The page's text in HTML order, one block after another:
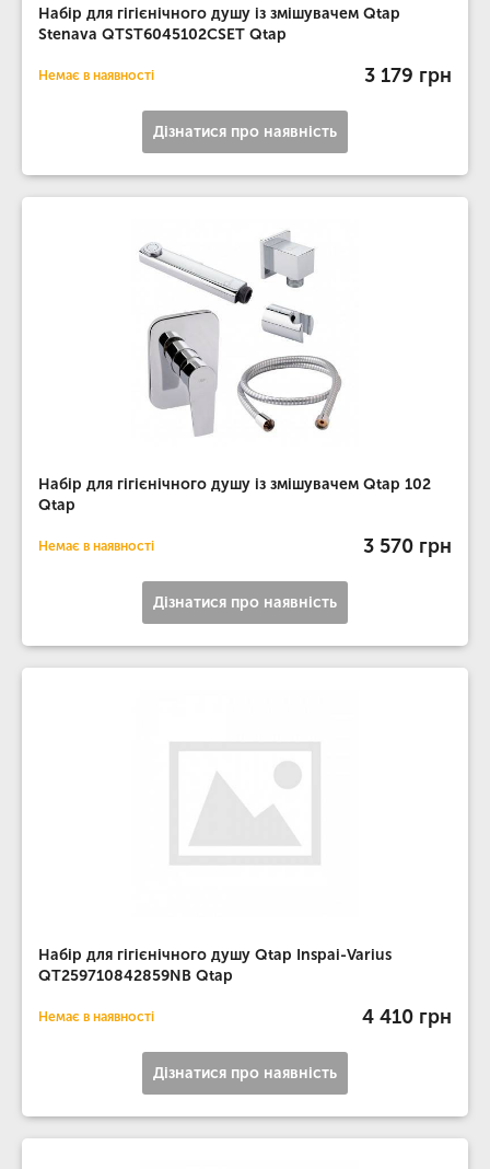
Набір для гігієнічного душу із змішувачем Qtap
Stenava QTST6045102CSET Qtap
Немає в наявності 3 179 грн
Дізнатися про наявність
Набір для гігієнічного душу із змішувачем Qtap 102
Qtap
Немає в наявності 3 570 грн
Дізнатися про наявність
Набір для гігієнічного душу Qtap Inspai-Varius
QT259710842859NB Qtap
Немає в наявності 4 410 грн
Дізнатися про наявність